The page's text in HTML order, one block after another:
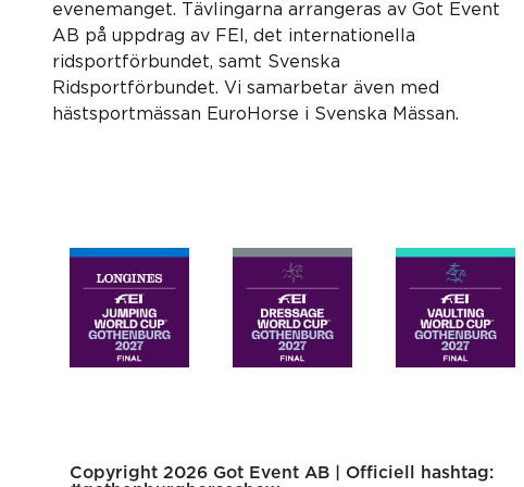
evenemanget. Tävlingarna arrangeras av Got Event
AB på uppdrag av FEI, det internationella
ridsportförbundet, samt Svenska
Ridsportförbundet. Vi samarbetar även med
hästsportmässan EuroHorse i Svenska Mässan.
Copyright 2026 Got Event AB | Officiell hashtag: